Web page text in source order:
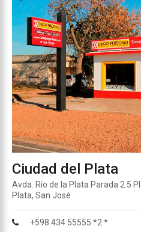
Ciudad del Plata
Avda. Río de la Plata Parada 2.5
Plata, San José
+598 434 55555 *2 *